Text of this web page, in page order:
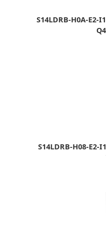
S14LDRB-H0A-E2-
S14LDRB-H08-E2-